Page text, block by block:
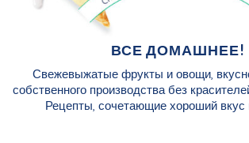
ВСЕ ДОМАШНЕЕ!
Свежевыжатые фрукты и овощи,
собственного производства без
Рецепты, сочетающие хороший вкус